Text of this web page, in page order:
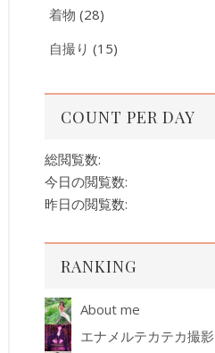
着物 (28)
自撮り (15)
COUNT PER DAY
総閲覧数:
今日の閲覧数:
昨日の閲覧数:
RANKING
About me
エナメルテカテカ撮影